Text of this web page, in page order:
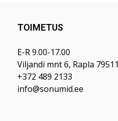
TOIMETUS
E-R 9.00-17.00
Viljandi mnt 6, Rapla 79511
+372 489 2133
info@sonumid.ee